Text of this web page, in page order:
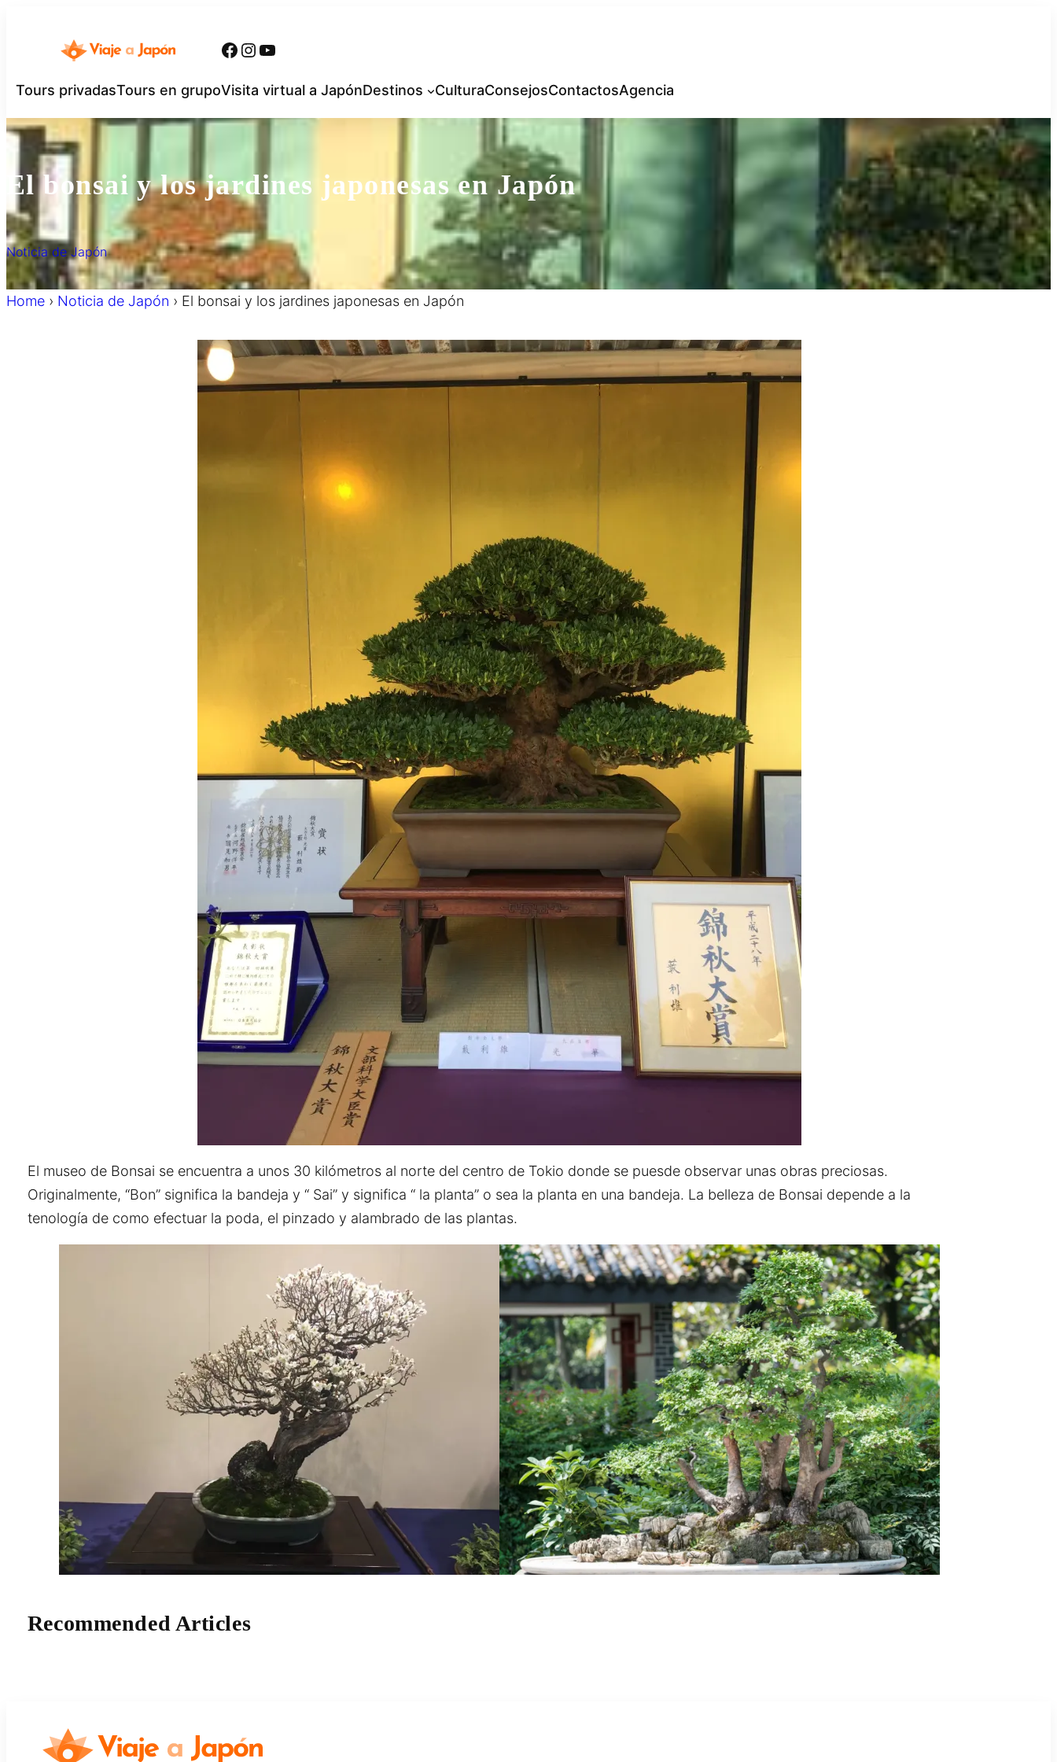
ス
ッ
Facebook
Instagram
YouTube
Tours privadasTours en grupoVisita virtual a JapónDestinos CulturaConsejosContactosAgencia
El bonsai y los jardines japonesas en Japón
Noticia de Japón
Home › Noticia de Japón › El bonsai y los jardines japonesas en Japón
El museo de Bonsai se encuentra a unos 30 kilómetros al norte del centro de Tokio donde se puesde observar unas obras preciosas.
Originalmente, “Bon” significa la bandeja y “ Sai” y significa “ la planta” o sea la planta en una bandeja. La belleza de Bonsai depende a la
tenología de como efectuar la poda, el pinzado y alambrado de las plantas.
Recommended Articles